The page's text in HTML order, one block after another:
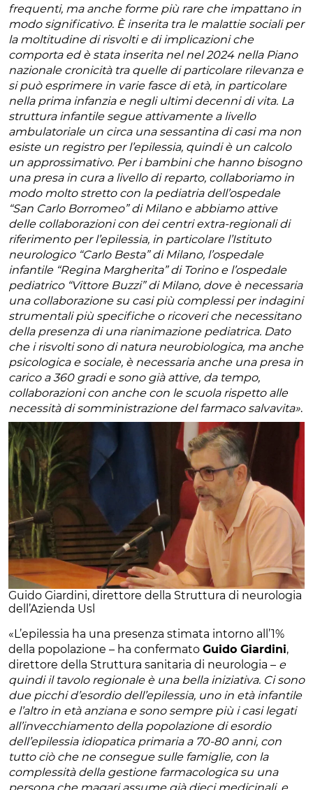
frequenti, ma anche forme più rare che impattano in
modo significativo. È inserita tra le malattie sociali per
la moltitudine di risvolti e di implicazioni che
comporta ed è stata inserita nel nel 2024 nella Piano
nazionale cronicità tra quelle di particolare rilevanza e
si può esprimere in varie fasce di età, in particolare
nella prima infanzia e negli ultimi decenni di vita. La
struttura infantile segue attivamente a livello
ambulatoriale un circa una sessantina di casi ma non
esiste un registro per l’epilessia, quindi è un calcolo
un approssimativo. Per i bambini che hanno bisogno
una presa in cura a livello di reparto, collaboriamo in
modo molto stretto con la pediatria dell’ospedale
“San Carlo Borromeo” di Milano e abbiamo attive
delle collaborazioni con dei centri extra-regionali di
riferimento per l’epilessia, in particolare l’Istituto
neurologico “Carlo Besta” di Milano, l’ospedale
infantile “Regina Margherita” di Torino e l’ospedale
pediatrico “Vittore Buzzi” di Milano, dove è necessaria
una collaborazione su casi più complessi per indagini
strumentali più specifiche o ricoveri che necessitano
della presenza di una rianimazione pediatrica. Dato
che i risvolti sono di natura neurobiologica, ma anche
psicologica e sociale, è necessaria anche una presa in
carico a 360 gradi e sono già attive, da tempo,
collaborazioni con anche con le scuola rispetto alle
necessità di somministrazione del farmaco salvavita».
Guido Giardini, direttore della Struttura di neurologia
dell’Azienda Usl
«L’epilessia ha una presenza stimata intorno all’1%
della popolazione – ha confermato Guido Giardini,
direttore della Struttura sanitaria di neurologia – e
quindi il tavolo regionale è una bella iniziativa. Ci sono
due picchi d’esordio dell’epilessia, uno in età infantile
e l’altro in età anziana e sono sempre più i casi legati
all’invecchiamento della popolazione di esordio
dell’epilessia idiopatica primaria a 70-80 anni, con
tutto ciò che ne consegue sulle famiglie, con la
complessità della gestione farmacologica su una
persona che magari assume già dieci medicinali, e